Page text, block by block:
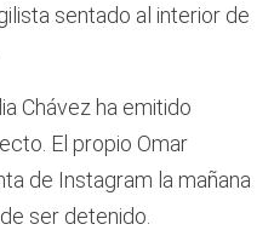
sentado al interior de
Chávez ha emitido
El propio Omar
de Instagram la mañana
ser detenido.